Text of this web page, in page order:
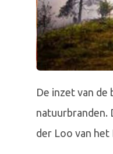
De inzet van
natuurbranden.
der Loo van